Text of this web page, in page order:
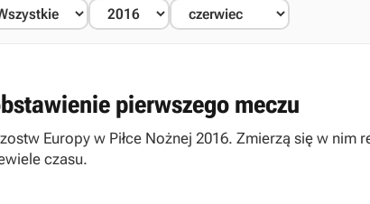
pierwszego meczu
Europy w Piłce Nożnej 2016. Zmierzą się w nim
czasu.